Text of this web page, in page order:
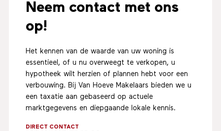
Neem contact met ons
op!
Het kennen van de waarde van uw woning is
essentieel, of u nu overweegt te verkopen, u
hypotheek wilt herzien of plannen hebt voor een
verbouwing. Bij Van Hoeve Makelaars bieden we u
een taxatie aan gebaseerd op actuele
marktgegevens en diepgaande lokale kennis.
DIRECT CONTACT